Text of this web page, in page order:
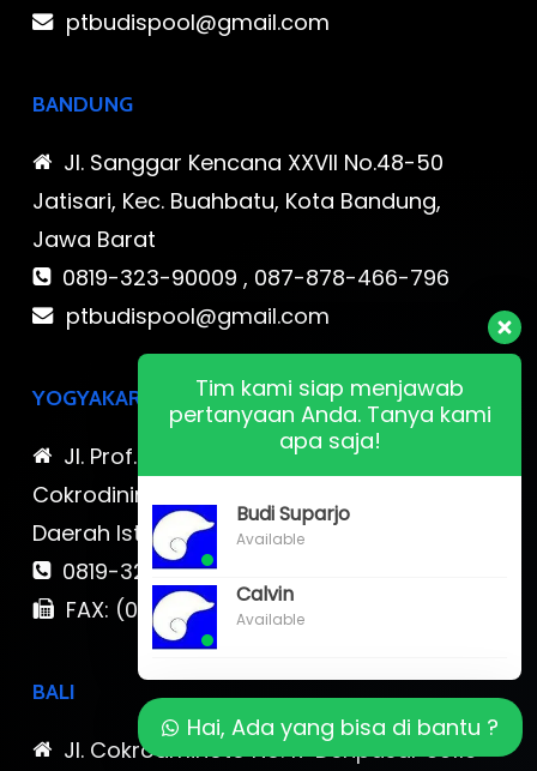
ptbudispool@gmail.com
BANDUNG
Jl. Sanggar Kencana XXVII No.48-50
Jatisari, Kec. Buahbatu, Kota Bandung,
Jawa Barat
0819-323-90009 , 087-878-466-796
ptbudispool@gmail.com
YOGYAKARTA
Jl. Prof. DR. Sardjito No.17 A,
Cokrodiningratan, Jetis, Kota Yogyakarta,
Daerah Istimewa Yogyakarta
0819-323-90009 , 087-878-466-796
FAX: (021) 780 7511
BALI
Jl. Cokroaminoto No. 17 Denpasar 80116
Tim kami siap menjawab
pertanyaan Anda. Tanya kami
apa saja!
Budi Suparjo
Available
Calvin
Available
Hai, Ada yang bisa di bantu ?